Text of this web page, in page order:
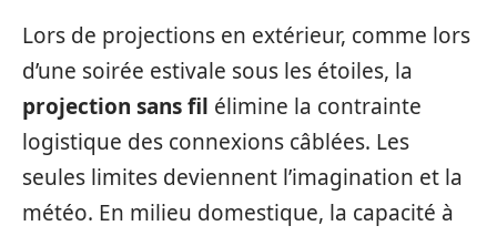
Lors de projections en extérieur, comme lors
d’une soirée estivale sous les étoiles, la
projection sans fil élimine la contrainte
logistique des connexions câblées. Les
seules limites deviennent l’imagination et la
météo. En milieu domestique, la capacité à